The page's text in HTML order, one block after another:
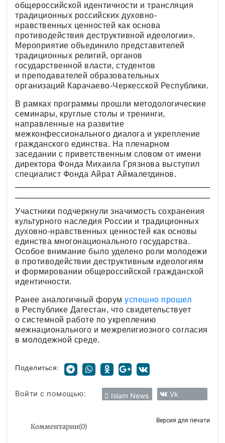
общероссийской идентичности и трансляция
традиционных российских духовно-
нравственных ценностей как основа
противодействия деструктивной идеологии».
Мероприятие объединило представителей
традиционных религий, органов
государственной власти, студентов
и преподавателей образовательных
организаций Карачаево-Черкесской Республики.
В рамках программы прошли методологические
семинары, круглые столы и тренинги,
направленные на развитие
межконфессионального диалога и укрепление
гражданского единства. На пленарном
заседании с приветственным словом от имени
директора Фонда Михаила Грязнова выступил
специалист Фонда Айрат Аймалетдинов.
Участники подчеркнули значимость сохранения
культурного наследия России и традиционных
духовно-нравственных ценностей как основы
единства многонационального государства.
Особое внимание было уделено роли молодежи
в противодействии деструктивным идеологиям
и формировании общероссийской гражданской
идентичности.
Ранее аналогичный форум успешно прошел
в Республике Дагестан, что свидетельствует
о системной работе по укреплению
межнационального и межрелигиозного согласия
в молодежной среде.
Поделиться:
Войти с помощью: Islam News Vk
Комментарии(0)
Версия для печати